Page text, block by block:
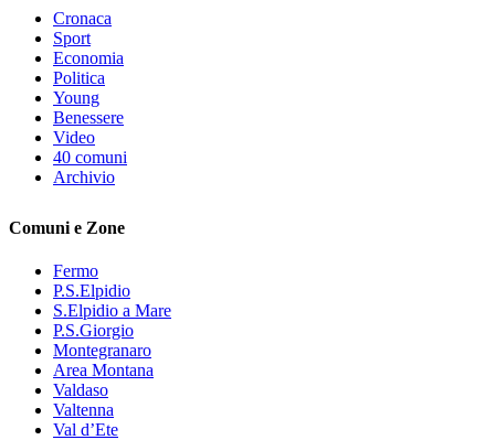
Cronaca
Sport
Economia
Politica
Young
Benessere
Video
40 comuni
Archivio
Comuni e Zone
Fermo
P.S.Elpidio
S.Elpidio a Mare
P.S.Giorgio
Montegranaro
Area Montana
Valdaso
Valtenna
Val d’Ete